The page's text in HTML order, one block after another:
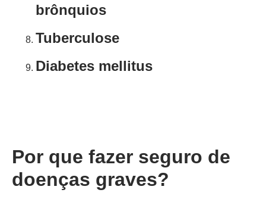
brônquios
Tuberculose
Diabetes mellitus
Por que fazer seguro de
doenças graves?